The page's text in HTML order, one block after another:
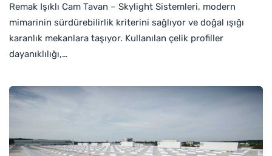
Remak Işıklı Cam Tavan – Skylight Sistemleri, modern
mimarinin sürdürebilirlik kriterini sağlıyor ve doğal ışığı
karanlık mekanlara taşıyor. Kullanılan çelik profiller
dayanıklılığı,…